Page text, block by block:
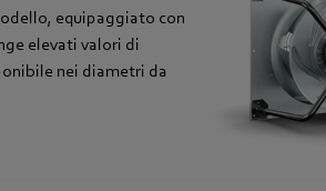
equipaggiato con
elevati valori di
nei diametri da